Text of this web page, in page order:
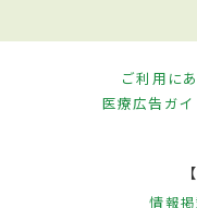
ご利用に
医療広告ガ
情報